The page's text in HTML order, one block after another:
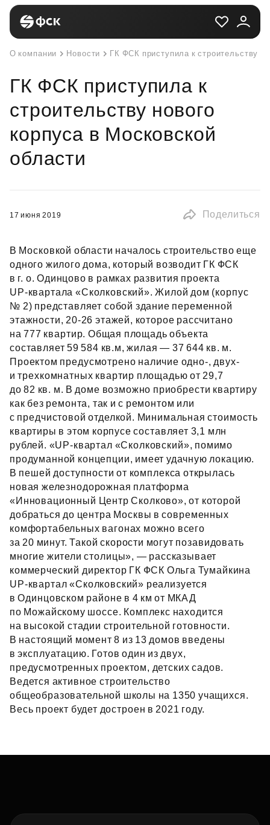
О компании Новости ГК ФСК приступила к строительству
ГК ФСК приступила к
строительству нового
корпуса в Московской
области
17 июня 2019 Поделиться
В Московкой области началось строительство еще
одного жилого дома, который возводит ГК ФСК
в г. о. Одинцово в рамках развития проекта
UP‑квартала «Сколковский». Жилой дом (корпус
№ 2) представляет собой здание переменной
этажности, 20‑26 этажей, которое рассчитано
на 777 квартир. Общая площадь объекта
составляет 59 584 кв.м, жилая — 37 644 кв. м.
Проектом предусмотрено наличие одно-, двух-
и трехкомнатных квартир площадью от 29,7
до 82 кв. м. В доме возможно приобрести квартиру
как без ремонта, так и с ремонтом или
с предчистовой отделкой. Минимальная стоимость
квартиры в этом корпусе составляет 3,1 млн
рублей. «UP‑квартал «Сколковский», помимо
продуманной концепции, имеет удачную локацию.
В пешей доступности от комплекса открылась
новая железнодорожная платформа
«Инновационный Центр Сколково», от которой
добраться до центра Москвы в современных
комфортабельных вагонах можно всего
за 20 минут. Такой скорости могут позавидовать
многие жители столицы», — рассказывает
коммерческий директор ГК ФСК Ольга Тумайкина
UP‑квартал «Сколковский» реализуется
в Одинцовском районе в 4 км от МКАД
по Можайскому шоссе. Комплекс находится
на высокой стадии строительной готовности.
В настоящий момент 8 из 13 домов введены
в эксплуатацию. Готов один из двух,
предусмотренных проектом, детских садов.
Ведется активное строительство
общеобразовательной школы на 1350 учащихся.
Весь проект будет достроен в 2021 году.